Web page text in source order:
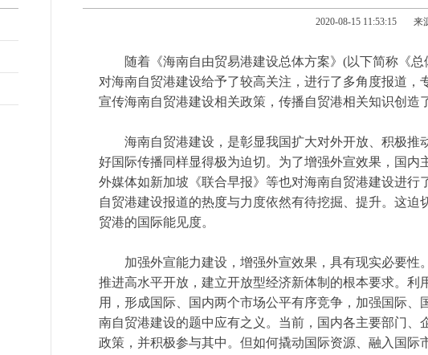
2020-08-15 11:53:15 来
随着《海南自由贸易港建设总体方案》(以下简称《
对海南自贸港建设给予了较高关注，进行了多角度报道
宣传海南自贸港建设相关政策，传播自贸港相关知识创造
海南自贸港建设，是彰显我国扩大对外开放、积极
好国际传播同样显得极为迫切。为了增强外宣效果，国
外媒体如新加坡《联合早报》等也对海南自贸港建设进
自贸港建设报道的热度与力度依然有待挖掘、提升。这
贸港的国际能见度。
加强外宣能力建设，增强外宣效果，具有现实必要
推进高水平开放，建立开放型经济新体制的根本要求。利
用，形成国际、国内两个市场公平有序竞争，加强国际
南自贸港建设的题中应有之义。当前，国内各主要部门
政策，并积极参与其中。但如何撬动国际资源、融入国